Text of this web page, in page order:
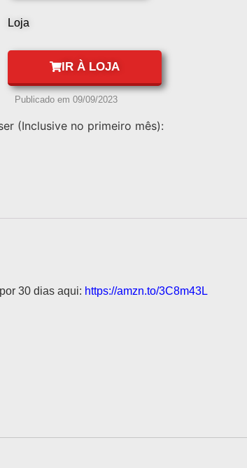
Loja
IR À LOJA
Publicado em09/09/2023
(Inclusive no primeiro mês):
30 dias aqui: https://amzn.to/3C8m43L